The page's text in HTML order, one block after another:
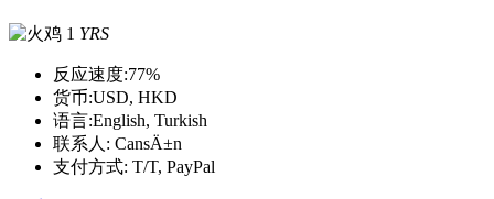
1 YRS
反应速度:77%
货币:USD, HKD
语言:English, Turkish
联系人: CansÄ±n
支付方式: T/T, PayPal